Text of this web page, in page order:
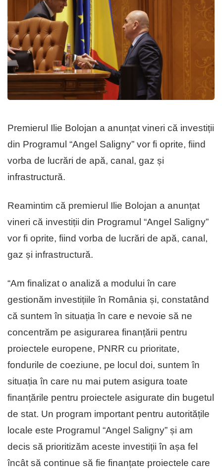
Premierul Ilie Bolojan a anunțat vineri că investiții
din Programul “Angel Saligny” vor fi oprite, fiind
vorba de lucrări de apă, canal, gaz și
infrastructură.
Reamintim că premierul Ilie Bolojan a anunțat
vineri că investiții din Programul “Angel Saligny”
vor fi oprite, fiind vorba de lucrări de apă, canal,
gaz și infrastructură.
“Am finalizat o analiză a modului în care
gestionăm investițiile în România și, constatând
că suntem în situația în care e nevoie să ne
concentrăm pe asigurarea finanțării pentru
proiectele europene, PNRR cu prioritate,
fondurile de coeziune, pe locul doi, suntem în
situația în care nu mai putem asigura toate
finanțările pentru proiectele asigurate din bugetul
de stat. Un program important pentru autoritățile
locale este Programul “Angel Saligny” și am
decis să prioritizăm aceste investiții în așa fel
încât să continue să fie finanțate proiectele care